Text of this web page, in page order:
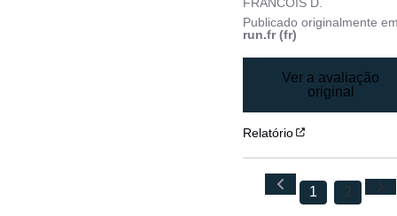
FRANCOIS D.
Publicado originalmente
run.fr (fr)
Ver a avaliação
original
Relatório
1 2